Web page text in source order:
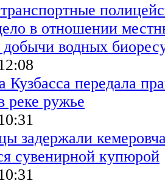
в отношении
добычи водных
передала
реке ружье
задержали
сувенирной купюрой